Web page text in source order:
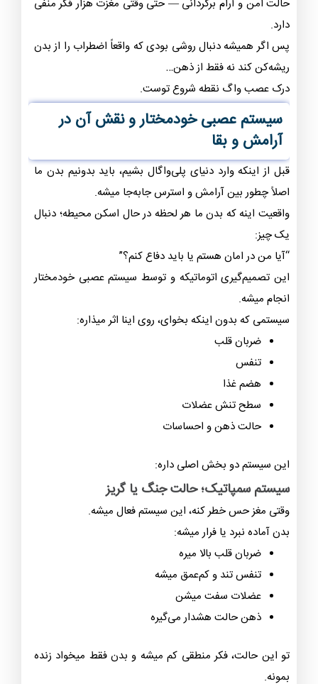
حالت امن و آرام برگردانی — حتی وقتی مغزت هزار فکر منفی
دارد.
پس اگر همیشه دنبال روشی بودی که واقعاً اضطراب را از بدن
ریشه‌کن کند نه فقط از ذهن…
درک عصب واگ نقطه شروع توست.
سیستم عصبی خودمختار و نقش آن در
آرامش و بقا
قبل از اینکه وارد دنیای پلی‌واگال بشیم، باید بدونیم بدن ما
اصلاً چطور بینآرامشو استرسجابه‌جا میشه.
واقعیت اینه که بدن ما هر لحظه در حال اسکن محیطه؛ دنبال
یک چیز:
“آیا من در امان هستم یا باید دفاع کنم؟”
این تصمیم‌گیری اتوماتیکه و توسط سیستم عصبی خودمختار
انجام میشه.
سیستمی که بدون اینکه بخوای، روی اینا اثر میذاره:
ضربان قلب
تنفس
هضم غذا
سطح تنش عضلات
حالت ذهن و احساسات
این سیستم دو بخش اصلی داره:
سیستم سمپاتیک؛ حالت جنگ یا گریز
وقتی مغز حس خطر کنه، این سیستم فعال میشه.
بدن آماده نبرد یا فرار میشه:
ضربان قلب بالا میره
تنفس تند و کم‌عمق میشه
عضلات سفت میشن
ذهن حالت هشدار می‌گیره
تو این حالت، فکر منطقی کم میشه و بدن فقط میخواد زنده
بمونه.